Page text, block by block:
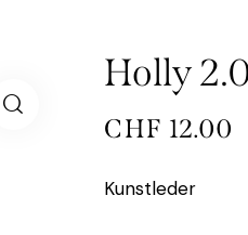
Holly
CHF 12.00
Kunstleder